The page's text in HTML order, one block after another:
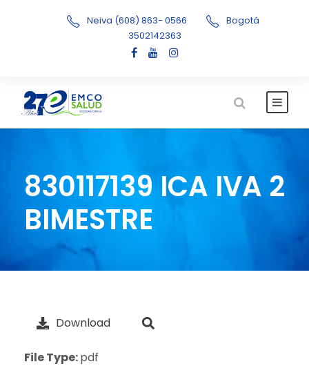
Neiva (608) 863- 0566
Bogotá
3502142363
830117139 ICA IVA 2
BIMESTRE
Download
File Type:pdf